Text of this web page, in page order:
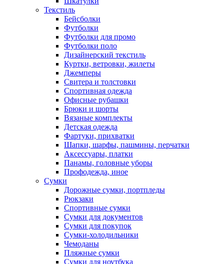
Текстиль
Бейсболки
Футболки
Футболки для промо
Футболки поло
Дизайнерский текстиль
Куртки, ветровки, жилеты
Джемперы
Свитера и толстовки
Спортивная одежда
Офисные рубашки
Брюки и шорты
Вязаные комплекты
Детская одежда
Фартуки, прихватки
Шапки, шарфы, пашмины, перчатки
Аксессуары, платки
Панамы, головные уборы
Профодежда, иное
Сумки
Дорожные сумки, портпледы
Рюкзаки
Спортивные сумки
Сумки для документов
Сумки для покупок
Сумки-холодильники
Чемоданы
Пляжные сумки
Сумки для ноутбука